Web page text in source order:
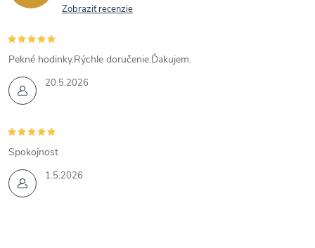
Zobraziť recenzie
20.5.2026
Pekné hodinky.Rýchle doručenie.Ďakujem.
1.5.2026
Spokojnost